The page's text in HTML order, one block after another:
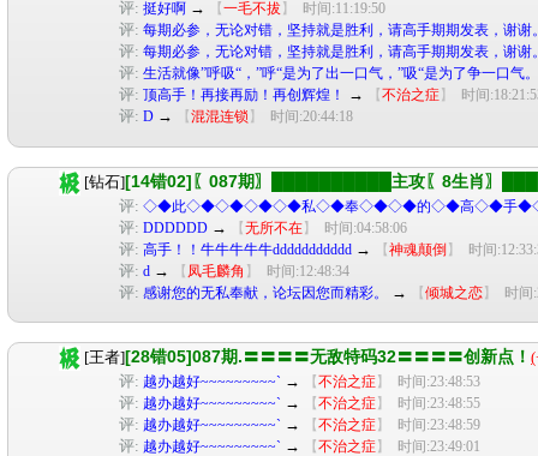
评: 挺好啊 → 【一毛不拔 】 时间:11:19:50
评: 每期必参，无论对错，坚持就是胜利，请高手期期发表，谢谢
评: 每期必参，无论对错，坚持就是胜利，请高手期期发表，谢谢
评: 生活就像”呼吸“，”呼“是为了出一口气，”吸“是为了争一口气
评: 顶高手！再接再励！再创辉煌！ → 【不治之症】 时间
评: D → 【混混连锁 】 时间:20:44:18
[钻石][14错02]〖087期〗██████████主攻〖8生肖〗
评: ◇◆此◇◆◇◆◇◆◇◆私◇◆奉◇◆◇◆的◇◆高◇◆手
评: DDDDDD → 【无所不在】 时间:04:58:06
评: 高手！！牛牛牛牛牛ddddddddddd → 【神魂颠倒 】 时间
评: d → 【 凤毛麟角 】 时间:12:48:34
评: 感谢您的无私奉献，论坛因您而精彩。 → 【倾城之恋】 时间
[王者][28错05]087期.〓〓〓〓无敌特码32〓〓〓〓创新点！
评: 越办越好~~~~~~~~~` → 【不治之症】 时间:23:48:53
评: 越办越好~~~~~~~~~` → 【不治之症】 时间:23:48:55
评: 越办越好~~~~~~~~~` → 【不治之症】 时间:23:48:59
评: 越办越好~~~~~~~~~` → 【不治之症】 时间:23:49:01